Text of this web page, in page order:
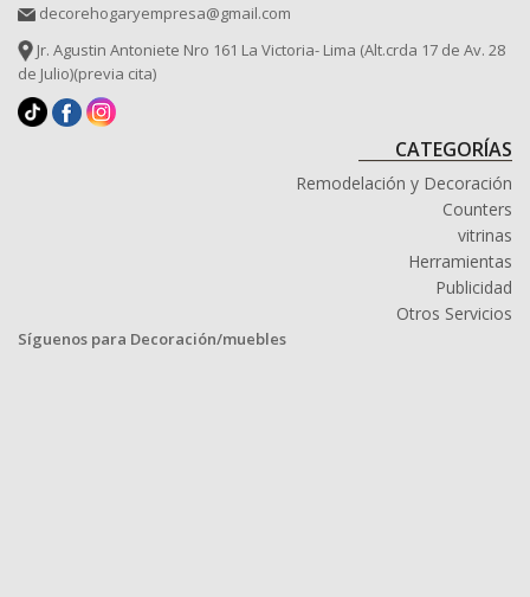
decorehogaryempresa@gmail.com
Jr. Agustin Antoniete Nro 161 La Victoria- Lima (Alt.crda 17 de Av. 28
de Julio)(previa cita)
CATEGORÍAS
Remodelación y Decoración
Counters
vitrinas
Herramientas
Publicidad
Otros Servicios
Síguenos para Decoración/muebles